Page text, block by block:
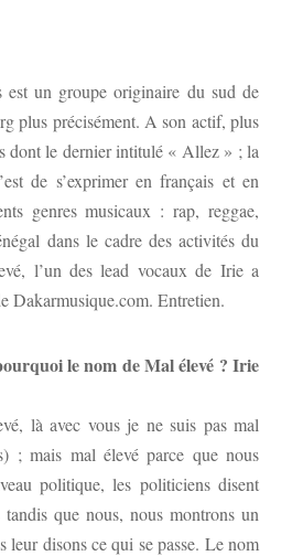
un groupe originaire du sud de
plus précisément. A son actif, plus
dont le dernier intitulé « Allez » ; la
de s’exprimer en français et en
genres musicaux : rap, reggae,
dans le cadre des activités du
l’un des lead vocaux de Irie a
Dakarmusique.com. Entretien.
le nom de Mal élevé ? Irie
là avec vous je ne suis pas mal
; mais mal élevé parce que nous
politique, les politiciens disent
tandis que nous, nous montrons un
leur disons ce qui se passe. Le nom